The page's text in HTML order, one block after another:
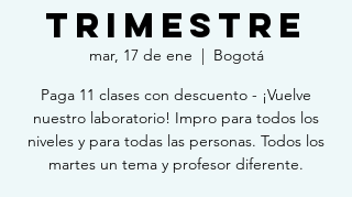
TRIMESTRE
mar, 17 de ene
  |
Bogotá
Paga 11 clases con descuento - ¡Vuelve
nuestro laboratorio! Impro para todos los
niveles y para todas las personas. Todos los
martes un tema y profesor diferente.